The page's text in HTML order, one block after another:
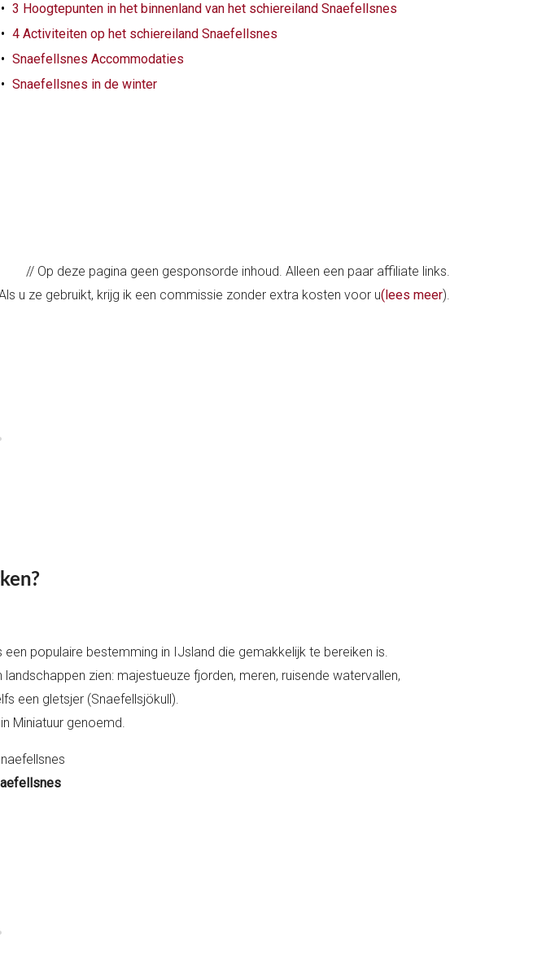
3 Hoogtepunten in het binnenland van het schiereiland Snaefellsnes
4 Activiteiten op het schiereiland Snaefellsnes
Snaefellsnes Accommodaties
Snaefellsnes in de winter
// Op deze pagina geen gesponsorde inhoud. Alleen een paar affiliate links.
u ze gebruikt, krijg ik een commissie zonder extra kosten voor u(lees meer).
populaire bestemming in IJsland die gemakkelijk te bereiken is.
zien: majestueuze fjorden, meren, ruisende watervallen,
een gletsjer (Snaefellsjökull).
Miniatuur genoemd.